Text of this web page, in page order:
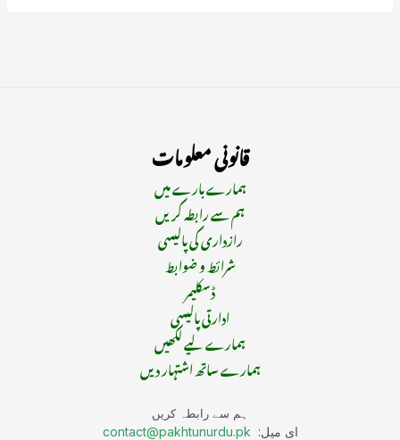
قانونی معلومات
ہمارے بارے میں
ہم سے رابطہ کریں
رازداری کی پالیسی
شرائط و ضوابط
ڈسکلیمر
ادارتی پالیسی
ہمارے لیے لکھیں
ہمارے ساتھ اشتہار دیں
ہم سے رابطہ کریں
ای میل: contact@pakhtunurdu.pk